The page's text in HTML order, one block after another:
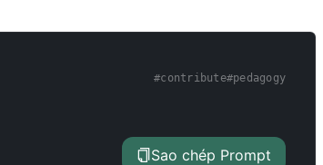
#contribute#pedagogy
Sao chép Prompt